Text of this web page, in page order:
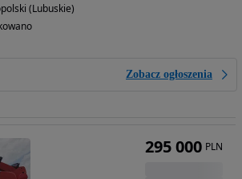
(Lubuskie)
Zobacz ogłoszenia
295 000 PLN